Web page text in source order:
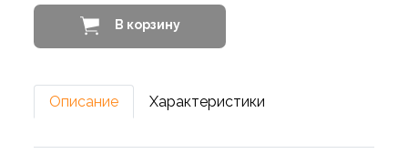
В корзину
Описание Характеристики